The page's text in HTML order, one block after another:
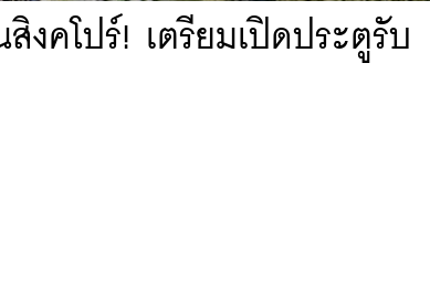
สิงคโปร์! เตรียมเปิดประตูรับ